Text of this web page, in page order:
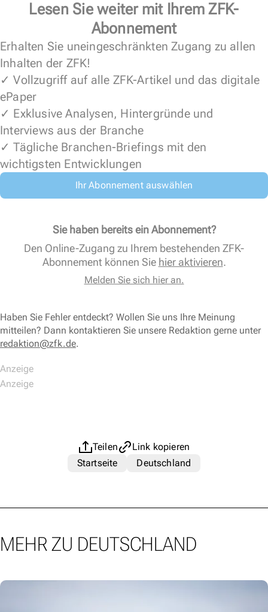
Lesen Sie weiter mit Ihrem ZFK-
Abonnement
Erhalten Sie uneingeschränkten Zugang zu allen
Inhalten der ZFK!
✓ Vollzugriff auf alle ZFK-Artikel und das digitale
ePaper
✓ Exklusive Analysen, Hintergründe und
Interviews aus der Branche
✓ Tägliche Branchen-Briefings mit den
wichtigsten Entwicklungen
Ihr Abonnement auswählen
Sie haben bereits ein Abonnement?
Den Online-Zugang zu Ihrem bestehenden ZFK-
Abonnement können Sie hier aktivieren.
Melden Sie sich hier an.
Haben Sie Fehler entdeckt? Wollen Sie uns Ihre Meinung
mitteilen? Dann kontaktieren Sie unsere Redaktion gerne unter
redaktion@zfk.de.
Teilen
Link kopieren
Startseite
Deutschland
MEHR ZU DEUTSCHLAND